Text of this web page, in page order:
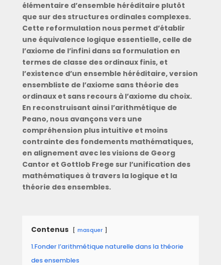
élémentaire d’ensemble héréditaire plutôt
que sur des structures ordinales complexes.
Cette reformulation nous permet d’établir
une équivalence logique essentielle, celle de
l’axiome de l’infini dans sa formulation en
termes de classe des ordinaux finis, et
l’existence d’un ensemble héréditaire, version
ensembliste de l’axiome sans théorie des
ordinaux et sans recours à l’axiome du choix.
En reconstruisant ainsi l’arithmétique de
Peano, nous avançons vers une
compréhension plus intuitive et moins
contrainte des fondements mathématiques,
en alignement avec les visions de Georg
Cantor et Gottlob Frege sur l’unification des
mathématiques à travers la logique et la
théorie des ensembles.
Contenus masquer
1.Fonder l’arithmétique naturelle dans la théorie
des ensembles